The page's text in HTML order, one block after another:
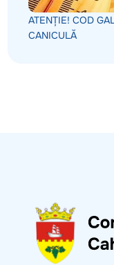
ATENȚIE! COD
CANICULĂ